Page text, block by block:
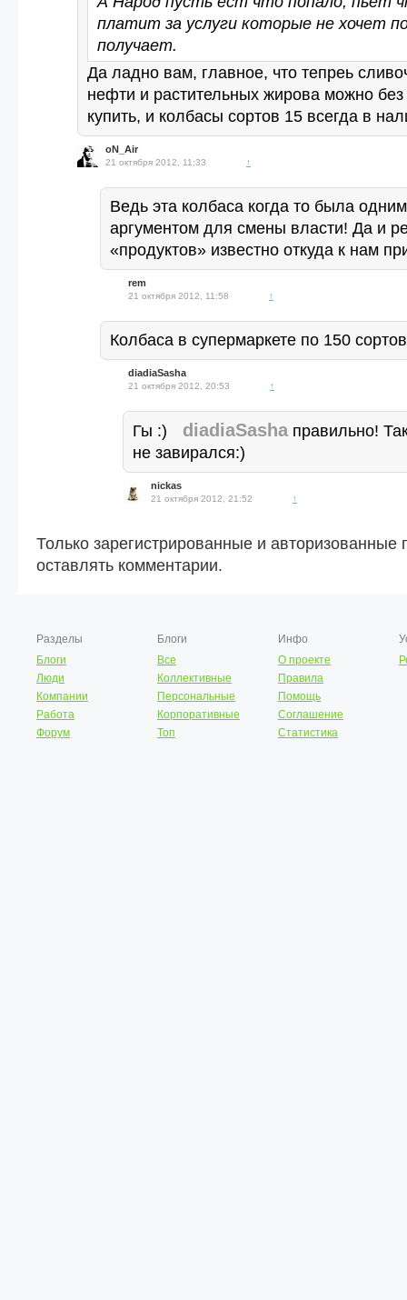
платит за услуги которые не хочет
получает.
Да ладно вам, главное, что тепреь
нефти и растительных жирова можно
купить, и колбасы сортов 15 всегда в
oN_Air
21 октября 2012, 11:33 ↑
Ведь эта колбаса когда то была
аргументом для смены власти! Да и
«продуктов» известно откуда к нам
rem
21 октября 2012, 11:58 ↑
Колбаса в супермаркете по 150
diadiaSasha
21 октября 2012, 20:53 ↑
Гы :) diadiaSasha правильно!
не завирался:)
nickas
21 октября 2012, 21:52 ↑
Только зарегистрированные и авторизованные
оставлять комментарии.
Разделы
Блоги
Люди
Компании
Работа
Форум
Блоги
Все
Коллективные
Персональные
Корпоративные
Топ
Инфо
О проекте
Правила
Помощь
Соглашение
Статистика